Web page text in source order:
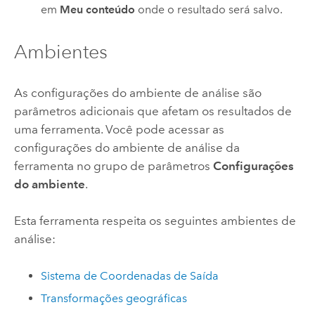
em Meu conteúdo onde o resultado será salvo.
Ambientes
As configurações do ambiente de análise são
parâmetros adicionais que afetam os resultados de
uma ferramenta. Você pode acessar as
configurações do ambiente de análise da
ferramenta no grupo de parâmetros Configurações
do ambiente.
Esta ferramenta respeita os seguintes ambientes de
análise:
Sistema de Coordenadas de Saída
Transformações geográficas